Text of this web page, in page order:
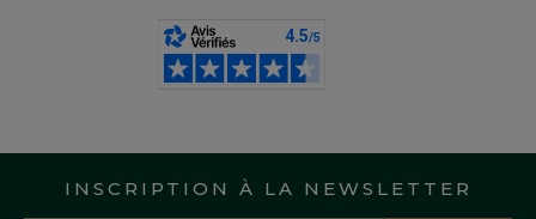
INSCRIPTION À LA NEWSLETTER